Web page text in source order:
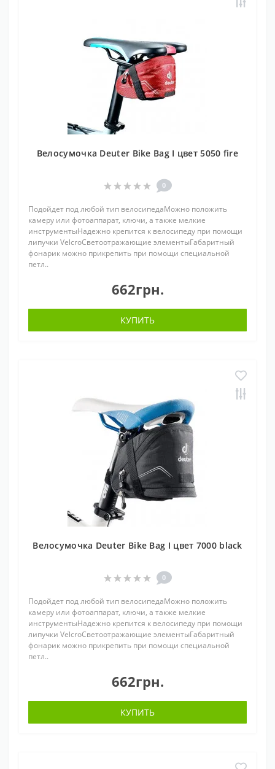
Велосумочка Deuter Bike Bag I цвет 5050 fire
0
Подойдет под любой тип велосипедаМожно положить
камеру или фотоаппарат, ключи, а также мелкие
инструментыНадежно крепится к велосипеду при помощи
липучки VelcroСветоотражающие элементыГабаритный
фонарик можно прикрепить при помощи специальной
петл..
662грн.
КУПИТЬ
Велосумочка Deuter Bike Bag I цвет 7000 black
0
Подойдет под любой тип велосипедаМожно положить
камеру или фотоаппарат, ключи, а также мелкие
инструментыНадежно крепится к велосипеду при помощи
липучки VelcroСветоотражающие элементыГабаритный
фонарик можно прикрепить при помощи специальной
петл..
662грн.
КУПИТЬ